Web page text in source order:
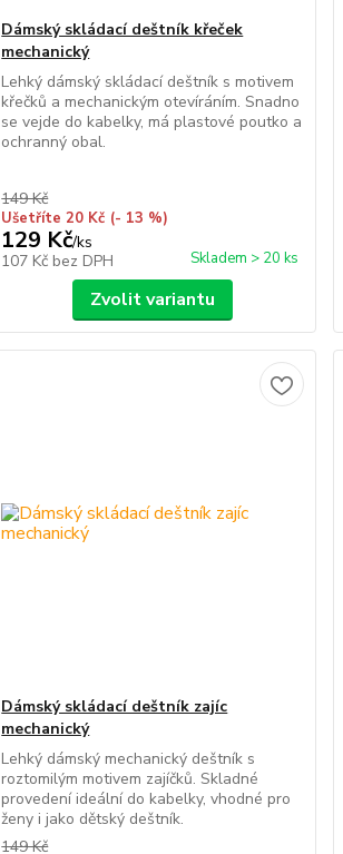
Dámský skládací deštník křeček
mechanický
Lehký dámský skládací deštník s motivem
křečků a mechanickým otevíráním. Snadno
se vejde do kabelky, má plastové poutko a
ochranný obal.
149 Kč
Ušetříte 20 Kč (- 13 %)
129 Kč/ks
107 Kč bez DPH Skladem > 20 ks
Zvolit variantu
Dámský skládací deštník zajíc
mechanický
Lehký dámský mechanický deštník s
roztomilým motivem zajíčků. Skladné
provedení ideální do kabelky, vhodné pro
ženy i jako dětský deštník.
149 Kč